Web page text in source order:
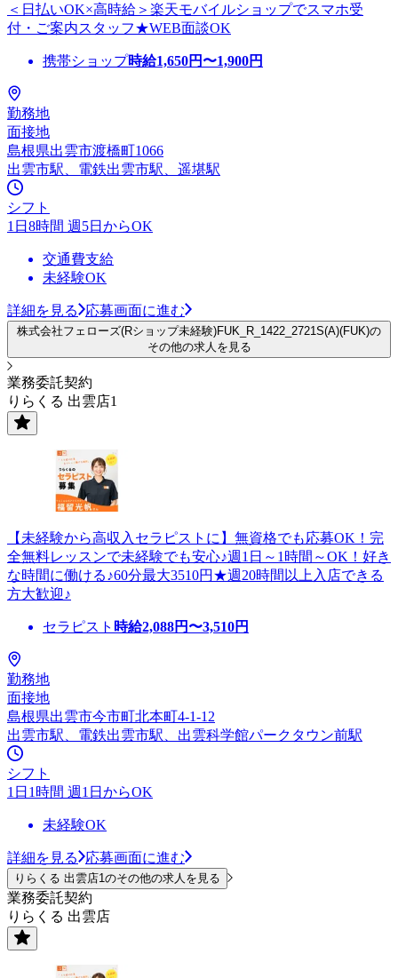
＜日払いOK×高時給＞楽天モバイルショップでスマホ受
付・ご案内スタッフ★WEB面談OK
携帯ショップ時給1,650円〜1,900円
勤務地
面接地
島根県出雲市渡橋町1066
出雲市駅、電鉄出雲市駅、遥堪駅
シフト
1日8時間 週5日からOK
交通費支給
未経験OK
詳細を見る 応募画面に進む
株式会社フェローズ(Rショップ未経験)FUK_R_1422_2721S(A)(FUK)の
その他の求人を見る
業務委託契約
りらくる 出雲店1
【未経験から高収入セラピストに】無資格でも応募OK！完
全無料レッスンで未経験でも安心♪週1日～1時間～OK！好き
な時間に働ける♪60分最大3510円★週20時間以上入店できる
方大歓迎♪
セラピスト 時給2,088円〜3,510円
勤務地
面接地
島根県出雲市今市町北本町4-1-12
出雲市駅、電鉄出雲市駅、出雲科学館パークタウン前駅
シフト
1日1時間 週1日からOK
未経験OK
詳細を見る 応募画面に進む
りらくる 出雲店1のその他の求人を見る
業務委託契約
りらくる 出雲店